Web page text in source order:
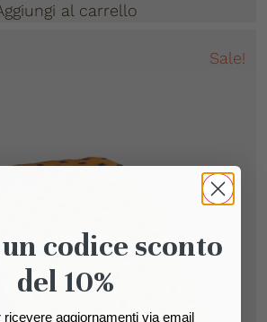
al carrello
Sale!
codice sconto
del 10%
ricevere aggiornamenti via email